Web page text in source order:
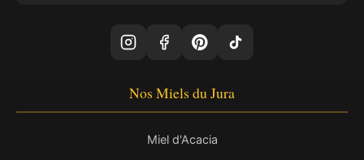
Nos Miels du Jura
Miel d'Acacia